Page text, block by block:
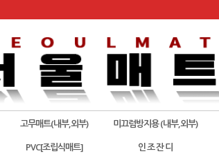
고무매트(내부,외부) 미끄럼방지용 (내부,외부)
PVC[조립식매트] 인 조 잔 디